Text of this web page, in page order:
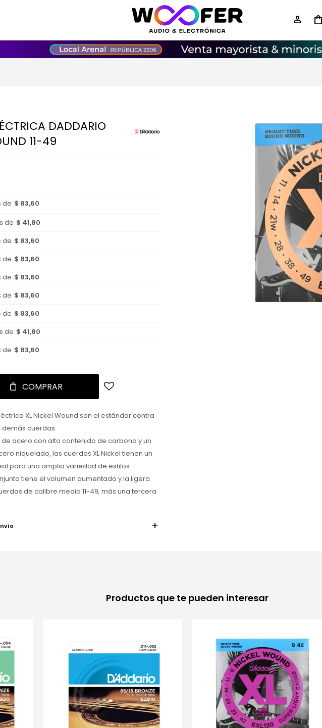
DADDARIO
11-49
de $ 83,60
de $ 41,80
de $ 83,60
de $ 83,60
de $ 83,60
de $ 83,60
de $ 83,60
de $ 41,80
de $ 83,60
COMPRAR
XL Nickel Wound son el estándar contra
demás cuerdas.
acero con alto contenido de carbono y un
niquelado, las cuerdas XL Nickel tienen un
para una amplia variedad de estilos
tiene el volumen aumentado y la ligera
de calibre medio 11-49, más una tercera
Productos que te pueden interesar